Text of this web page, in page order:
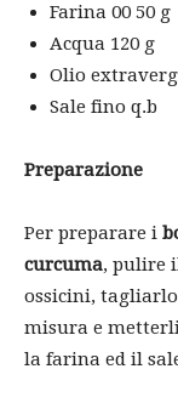
Farina 00 50 g
Acqua 120 g
Olio
Sale fino q.b
Preparazione
Per preparare i
curcuma, pulire
ossicini,
misura e
la farina ed il